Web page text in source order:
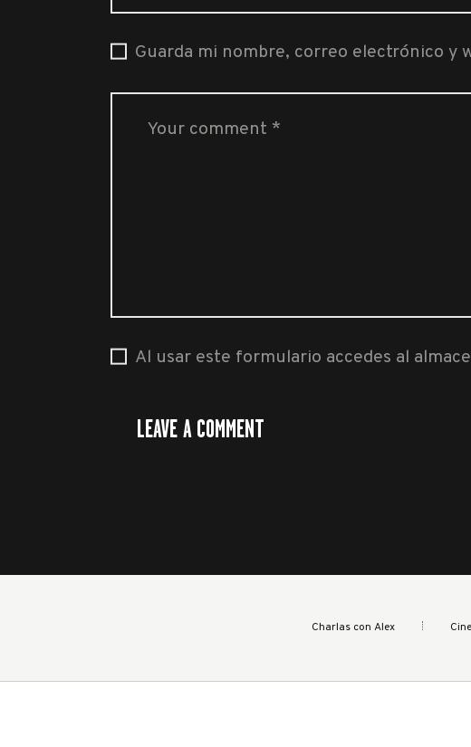
Guarda mi nombre, correo electrónico y
Al usar este formulario accedes al
Charlas con Alex